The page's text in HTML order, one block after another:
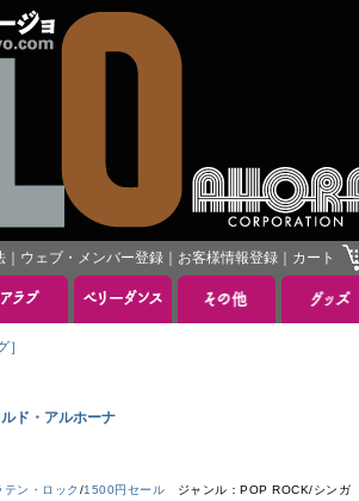
ウェブ・メンバー登録 お客様情報登録 カート
］
ド・アルホーナ
テン・ロック /1500円セール ジャンル：POP ROCK/シンガ